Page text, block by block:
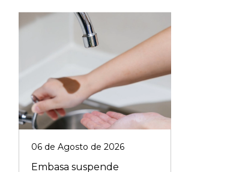
06 de Agosto de 2026
Embasa suspende